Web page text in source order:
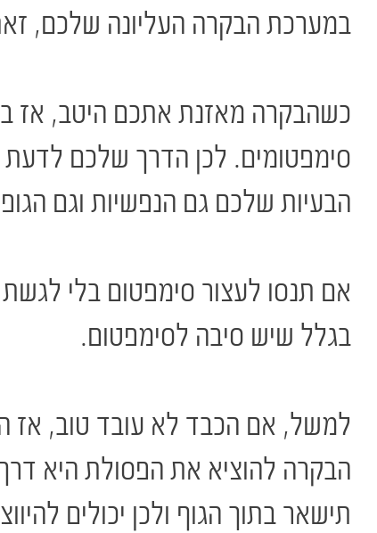
במערכת הבקרה העליונה שלכם,
כשהבקרה מאזנת אתכם היטב, אז
סימפטומים. לכן הדרך שלכם
הבעיות שלכם גם הנפשיות וגם
אם תנסו לעצור סימפטום בלי
בגלל שיש סיבה לסימפטום.
למשל, אם הכבד לא עובד טוב, אז
הבקרה להוציא את הפסולת היא
תישאר בתוך הגוף ולכן יכולים